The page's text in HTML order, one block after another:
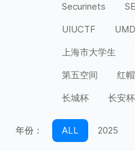
Securinets
UIUCTF
上海市大学生
第五空间
红
长城杯
长安杯
年份： ALL 2025